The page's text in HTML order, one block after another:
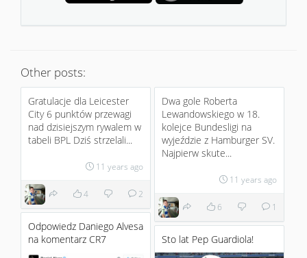
Other posts:
Gratulacje dla Leicester
City 6 punktów przewagi
nad dzisiejszym rywalem w
tabeli BPL Dziś strzelali...
11 years ago
4 2
Dwa gole Roberta
Lewandowskiego w 18.
kolejce Bundesligi na
wyjeździe z Hamburger SV.
Najpierw skute...
11 years ago
6 1
Odpowiedz Daniego Alvesa
na komentarz CR7
Sto lat Pep Guardiola!